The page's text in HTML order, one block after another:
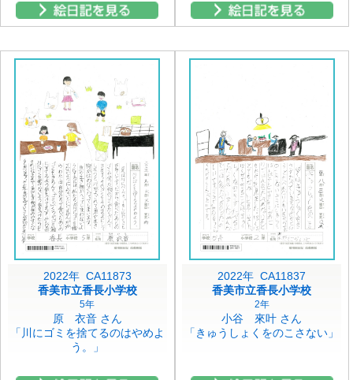
2022年 CA11873
香美市立香長小学校
5年
原 衣音 さん
「川にゴミを捨てるのはやめよ
う。」
2022年 CA11837
香美市立香長小学校
2年
小谷 來叶 さん
「きゅうしょくをのこさない」